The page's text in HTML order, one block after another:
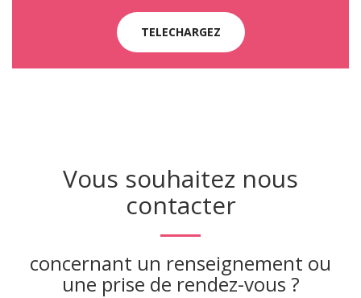
TELECHARGEZ
Vous souhaitez nous
contacter
concernant un renseignement ou
une prise de rendez-vous ?